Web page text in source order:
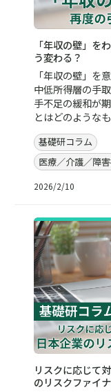
「年収の壁」を
う変わる？
「年収の壁」を
中低所得層の手
手不足の緩和が
とはどのような
基礎研コラム
医療／介護／障
2026/2/10
リスクに応じて
のリスクファイ